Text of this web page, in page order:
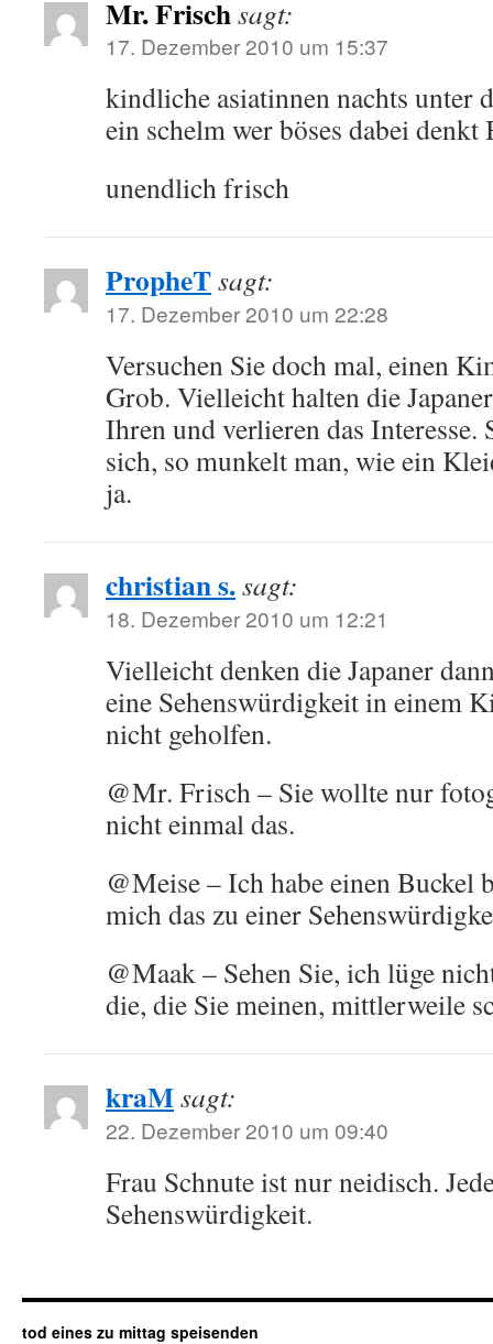
Mr. Frischsagt:
17. Dezember 2010 um 15:37
kindliche asiatinnen nachts unter
ein schelm wer böses dabei denkt
unendlich frisch
PropheTsagt:
17. Dezember 2010 um 22:28
Versuchen Sie doch mal, einen
Grob. Vielleicht halten die
Ihren und verlieren das
sich, so munkelt man, wie ein
ja.
christian s.sagt:
18. Dezember 2010 um 12:21
Vielleicht denken die Japaner
eine Sehenswürdigkeit in einem
nicht geholfen.
@Mr. Frisch – Sie wollte nur
nicht einmal das.
@Meise – Ich habe einen Buckel
mich das zu einer
@Maak – Sehen Sie, ich lüge
die, die Sie meinen, mittlerweile
kraMsagt:
22. Dezember 2010 um 09:40
Frau Schnute ist nur neidisch.
Sehenswürdigkeit.
tod eines zu mittag speisenden